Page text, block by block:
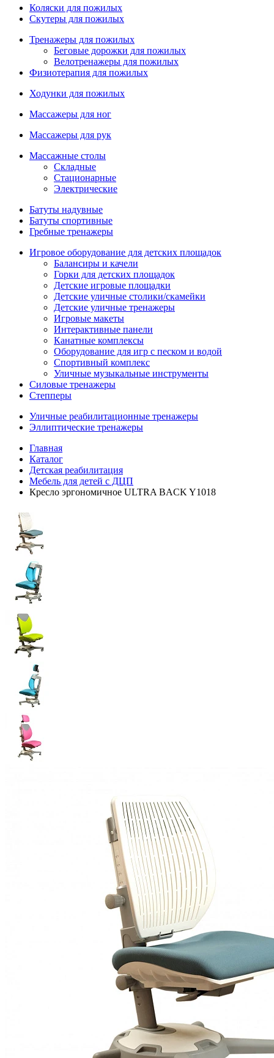
Коляски для пожилых
Скутеры для пожилых
Тренажеры для пожилых
Беговые дорожки для пожилых
Велотренажеры для пожилых
Физиотерапия для пожилых
Ходунки для пожилых
Массажеры для ног
Массажеры для рук
Массажные столы
Складные
Стационарные
Электрические
Батуты надувные
Батуты спортивные
Гребные тренажеры
Игровое оборудование для детских площадок
Балансиры и качели
Горки для детских площадок
Детские игровые площадки
Детские уличные столики/скамейки
Детские уличные тренажеры
Игровые макеты
Интерактивные панели
Канатные комплексы
Оборудование для игр с песком и водой
Спортивный комплекс
Уличные музыкальные инструменты
Силовые тренажеры
Степперы
Уличные реабилитационные тренажеры
Эллиптические тренажеры
Главная
Каталог
Детская реабилитация
Мебель для детей с ДЦП
Кресло эргономичное ULTRA BACK Y1018